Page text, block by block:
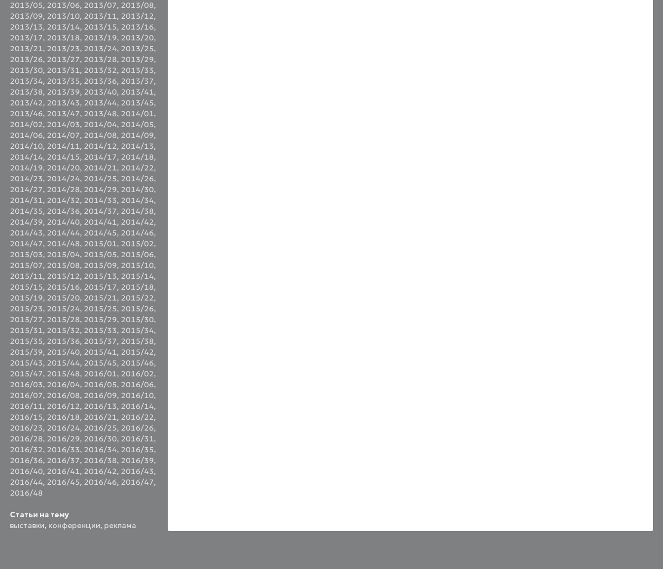
2013/05, 2013/06, 2013/07, 2013/08,
2013/09, 2013/10, 2013/11, 2013/12,
2013/13, 2013/14, 2013/15, 2013/16,
2013/17, 2013/18, 2013/19, 2013/20,
2013/21, 2013/23, 2013/24, 2013/25,
2013/26, 2013/27, 2013/28, 2013/29,
2013/30, 2013/31, 2013/32, 2013/33,
2013/34, 2013/35, 2013/36, 2013/37,
2013/38, 2013/39, 2013/40, 2013/41,
2013/42, 2013/43, 2013/44, 2013/45,
2013/46, 2013/47, 2013/48, 2014/01,
2014/02, 2014/03, 2014/04, 2014/05,
2014/06, 2014/07, 2014/08, 2014/09,
2014/10, 2014/11, 2014/12, 2014/13,
2014/14, 2014/15, 2014/17, 2014/18,
2014/19, 2014/20, 2014/21, 2014/22,
2014/23, 2014/24, 2014/25, 2014/26,
2014/27, 2014/28, 2014/29, 2014/30,
2014/31, 2014/32, 2014/33, 2014/34,
2014/35, 2014/36, 2014/37, 2014/38,
2014/39, 2014/40, 2014/41, 2014/42,
2014/43, 2014/44, 2014/45, 2014/46,
2014/47, 2014/48, 2015/01, 2015/02,
2015/03, 2015/04, 2015/05, 2015/06,
2015/07, 2015/08, 2015/09, 2015/10,
2015/11, 2015/12, 2015/13, 2015/14,
2015/15, 2015/16, 2015/17, 2015/18,
2015/19, 2015/20, 2015/21, 2015/22,
2015/23, 2015/24, 2015/25, 2015/26,
2015/27, 2015/28, 2015/29, 2015/30,
2015/31, 2015/32, 2015/33, 2015/34,
2015/35, 2015/36, 2015/37, 2015/38,
2015/39, 2015/40, 2015/41, 2015/42,
2015/43, 2015/44, 2015/45, 2015/46,
2015/47, 2015/48, 2016/01, 2016/02,
2016/03, 2016/04, 2016/05, 2016/06,
2016/07, 2016/08, 2016/09, 2016/10,
2016/11, 2016/12, 2016/13, 2016/14,
2016/15, 2016/18, 2016/21, 2016/22,
2016/23, 2016/24, 2016/25, 2016/26,
2016/28, 2016/29, 2016/30, 2016/31,
2016/32, 2016/33, 2016/34, 2016/35,
2016/36, 2016/37, 2016/38, 2016/39,
2016/40, 2016/41, 2016/42, 2016/43,
2016/44, 2016/45, 2016/46, 2016/47,
2016/48
Статьи на тему
выставки, конференции, реклама